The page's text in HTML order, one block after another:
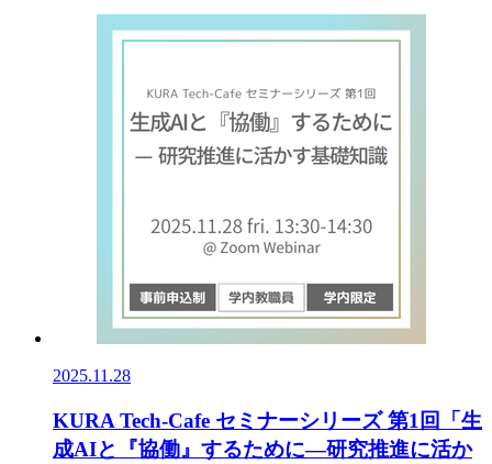
2025.11.28
KURA Tech-Cafe セミナーシリーズ 第1回「生
成AIと『協働』するために—研究推進に活か